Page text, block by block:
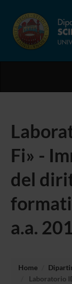
Fi» -
del
a.a.
Home
Laboratorio